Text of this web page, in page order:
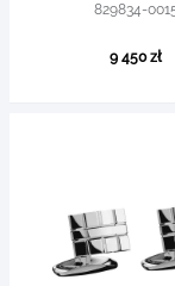
829834-
9 450 zł